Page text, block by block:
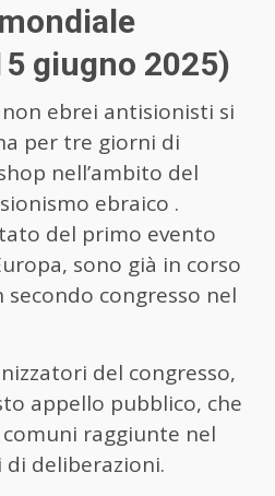
giugno 2025)
ebrei antisionisti si
per tre giorni di
nell’ambito del
ebraico .
del primo evento
sono già in corso
congresso nel
del congresso,
appello pubblico, che
raggiunte nel
deliberazioni.